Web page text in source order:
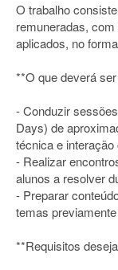
O trabalho
remuneradas,
aplicados, no
**O que deverá
- Conduzir
Days) de
técnica e
- Realizar
alunos a resolver
- Preparar
temas
**Requisitos